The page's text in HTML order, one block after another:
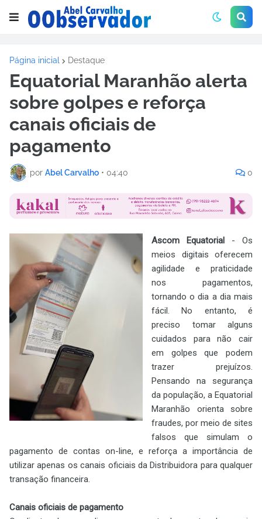
Página inicial Destaque
Equatorial Maranhão alerta
sobre golpes e reforça
canais oficiais de
pagamento
por Abel Carvalho • 04:40 0
Ascom Equatorial - Os
meios digitais oferecem
agilidade e praticidade
nos pagamentos,
tornando o dia a dia mais
fácil. No entanto, é
preciso tomar alguns
cuidados para não cair
em golpes que podem
trazer prejuízos.
Pensando na segurança
da população, a Equatorial
Maranhão orienta sobre
fraudes, por meio de sites
falsos que simulam o
pagamento de contas on-line, e reforça a importância de
utilizar apenas os canais oficiais da Distribuidora para qualquer
transação financeira.
Canais oficiais de pagamento